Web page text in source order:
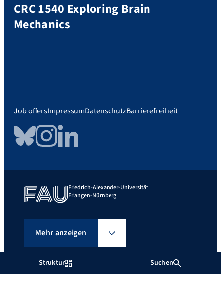
Struktur Suchen
CRC 1540 Exploring Brain
Mechanics
Job offersImpressumDatenschutzBarrierefreiheit
BlueskyInstagramLinkedIn
Friedrich-Alexander-Universität
Erlangen-Nürnberg
Mehr anzeigen